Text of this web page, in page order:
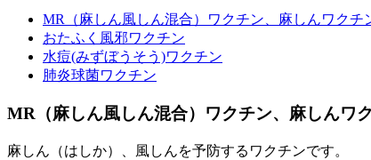
MR（麻しん風しん混合）ワクチン、麻しんワクチ
おたふく風邪ワクチン
水痘(みずぼうそう)ワクチン
肺炎球菌ワクチン
MR（麻しん風しん混合）ワクチン、麻しんワ
麻しん（はしか）、風しんを予防するワクチンです。